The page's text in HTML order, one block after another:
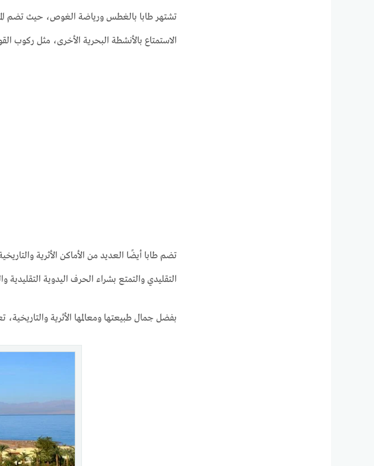
تشتهر طابا بالغطس ورياضة الغوص، حيث تضم
الاستمتاع بالأنشطة البحرية الأخرى، مثل ركوب
تضم طابا أيضًا العديد من الأماكن الأثرية
التقليدي والتمتع بشراء الحرف اليدوية التقليدية
بفضل جمال طبيعتها ومعالمها الأثرية